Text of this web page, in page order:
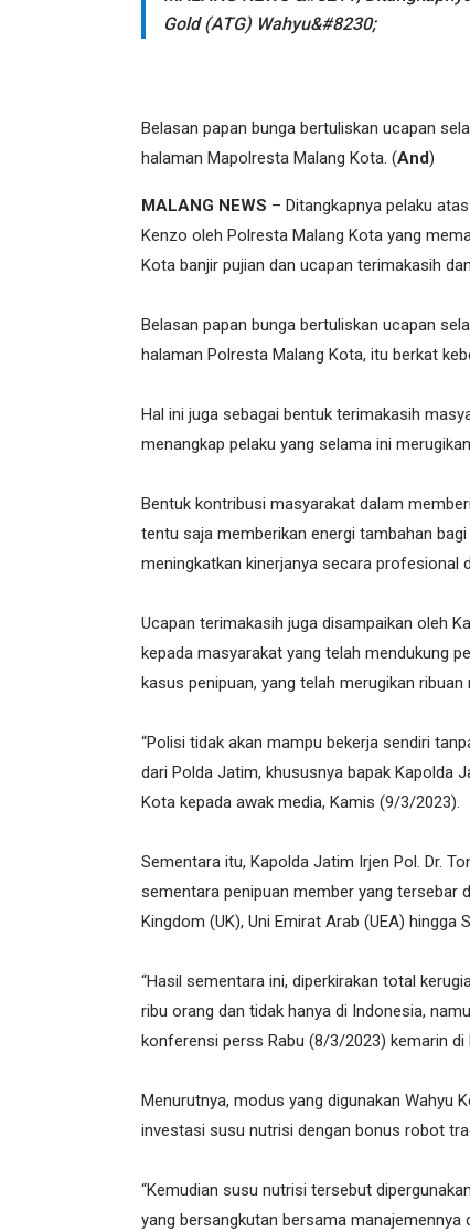
Gold (ATG) Wahyu&#8230;
Belasan papan bunga bertuliskan ucapan
halaman Mapolresta Malang Kota. (And)
MALANG NEWS – Ditangkapnya pelaku
Kenzo oleh Polresta Malang Kota yang
Kota banjir pujian dan ucapan terimakasih
Belasan papan bunga bertuliskan ucapan
halaman Polresta Malang Kota, itu berkat
Hal ini juga sebagai bentuk terimakasih
menangkap pelaku yang selama ini
Bentuk kontribusi masyarakat dalam
tentu saja memberikan energi tambahan
meningkatkan kinerjanya secara profesional
Ucapan terimakasih juga disampaikan oleh
kepada masyarakat yang telah mendukung
kasus penipuan, yang telah merugikan ribuan
“Polisi tidak akan mampu bekerja sendiri
dari Polda Jatim, khususnya bapak Kapolda
Kota kepada awak media, Kamis (9/3/2023).
Sementara itu, Kapolda Jatim Irjen Pol. Dr.
sementara penipuan member yang tersebar
Kingdom (UK), Uni Emirat Arab (UEA)
“Hasil sementara ini, diperkirakan total
ribu orang dan tidak hanya di Indonesia,
konferensi perss Rabu (8/3/2023) kemarin di
Menurutnya, modus yang digunakan Wahyu
investasi susu nutrisi dengan bonus robot
“Kemudian susu nutrisi tersebut
yang bersangkutan bersama manajemennya